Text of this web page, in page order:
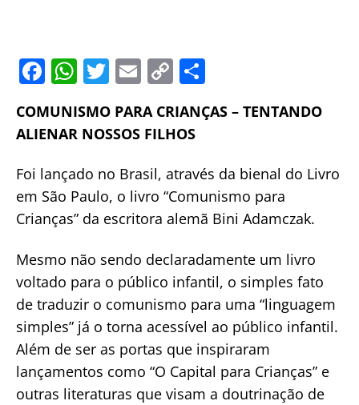
F
c
e
b
o
o
k
W
at
s
A
p
p
T
itt
er
E
ai
l
C
p
y
Li
n
k
ar
COMUNISMO PARA CRIANÇAS – TENTANDO
ALIENAR NOSSOS FILHOS
Foi lançado no Brasil, através da bienal do Livro
em São Paulo, o livro “Comunismo para
Crianças” da escritora alemã Bini Adamczak.
Mesmo não sendo declaradamente um livro
voltado para o público infantil, o simples fato
de traduzir o comunismo para uma “linguagem
simples” já o torna acessível ao público infantil.
Além de ser as portas que inspiraram
lançamentos como “O Capital para Crianças” e
outras literaturas que visam a doutrinação de